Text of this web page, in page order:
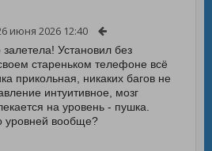
июня 2026 12:40
Установил без
стареньком телефоне всё
прикольная, никаких багов не
интуитивное, мозг
на уровень - пушка.
уровней вообще?